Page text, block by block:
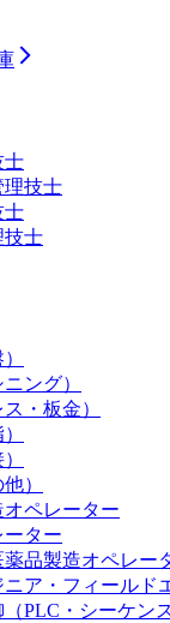
士
理技士
士
技士
ング）
・板金）
）
ペレーター
ーター
品製造オペレー
ア・フィールド
PLC・シーケン